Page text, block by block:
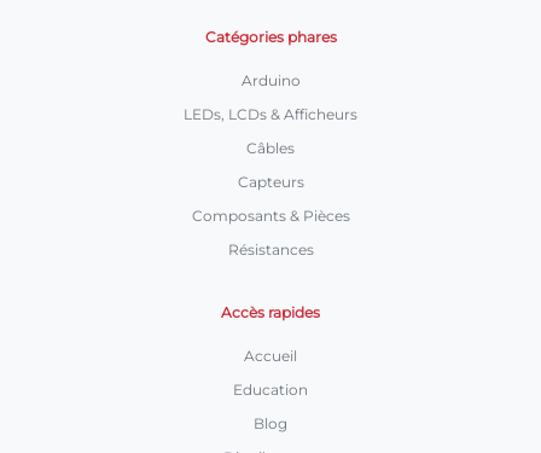
Catégories phares
Arduino
LEDs, LCDs & Afficheurs
Câbles
Capteurs
Composants & Pièces
Résistances
Accès rapides
Accueil
Education
Blog